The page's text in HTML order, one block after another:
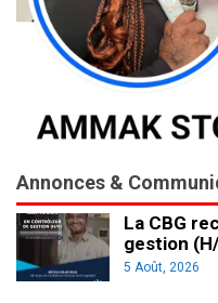
Annonces &
La CBG
gestion
5 Août, 2026